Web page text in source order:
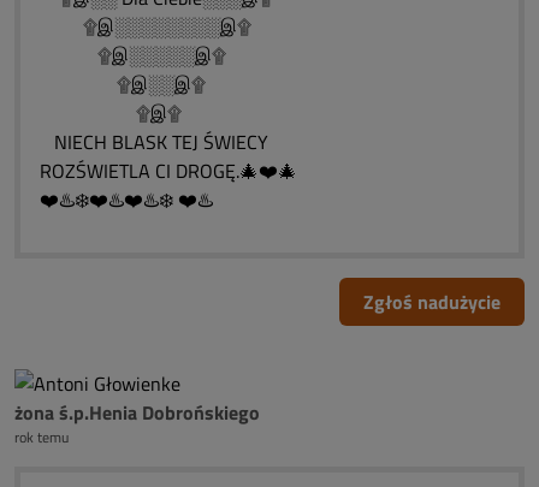
۩இ░░░░░░░░இ۩
۩இ░░░░░இ۩
۩இ░░இ۩
۩இ۩
NIECH BLASK TEJ ŚWIECY
ROZŚWIETLA CI DROGĘ.🎄❤️🎄
❤️♨️❄️❤️♨️❤️♨️❄️ ❤️♨️
Zgłoś nadużycie
żona ś.p.Henia Dobrońskiego
rok temu